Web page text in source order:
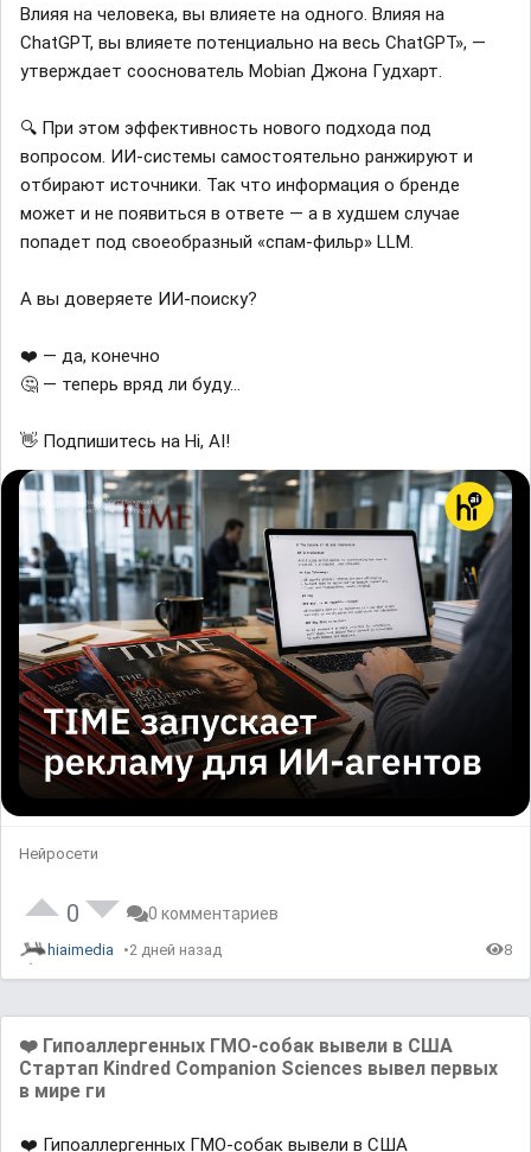
Влияя на человека, вы влияете на одного. Влияя на
ChatGPT, вы влияете потенциально на весь ChatGPT», —
утверждает сооснователь Mobian Джона Гудхарт.
🔍 При этом эффективность нового подхода под
вопросом. ИИ-системы самостоятельно ранжируют и
отбирают источники. Так что информация о бренде
может и не появиться в ответе — а в худшем случае
попадет под своеобразный «спам-фильр» LLM.
А вы доверяете ИИ-поиску?
❤️ — да, конечно
🤔 — теперь вряд ли буду...
👋 Подпишитесь на Hi, AI!
Нейросети
0 0 комментариев
hiaimedia 2 дней назад 8
❤️ Гипоаллергенных ГМО-собак вывели в США
Стартап Kindred Companion Sciences вывел первых
в мире ги
❤️ Гипоаллергенных ГМО-собак вывели в США